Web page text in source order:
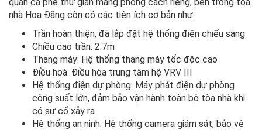
nhà Hoa Đăng còn có các tiện ích cơ bản như:
Trần hoàn thiện, đã lắp đặt hệ thống điện chiếu sáng
Chiều cao trần: 2.7m
Thang máy: Hệ thống thang máy tốc độc cao
Điều hoà: Điều hòa trung tâm hệ VRV III
Hệ thống điện dự phòng: Máy phát điện dự phòng
công suất lớn, đảm bảo vận hành toàn bộ tòa nhà khi
có sự cố xảy ra
Hệ thống an ninh: Hệ thống camera giám sát, bảo vệ